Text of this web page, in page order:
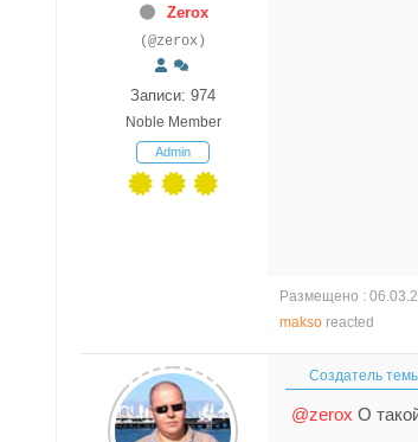
Zerox
(@zerox)
Записи: 974
Noble Member
Admin
Размещено :
makso reacted
Создатель
@zerox О